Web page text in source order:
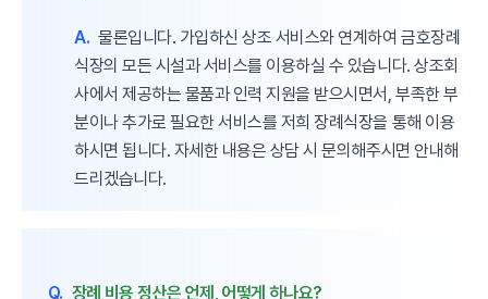
A. 물론입니다. 가입하신 상조 서비스와 연계하여 금호장례
식장의 모든 시설과 서비스를 이용하실 수 있습니다. 상조회
사에서 제공하는 물품과 인력 지원을 받으시면서, 부족한 부
분이나 추가로 필요한 서비스를 저희 장례식장을 통해 이용
하시면 됩니다. 자세한 내용은 상담 시 문의해주시면 안내해
드리겠습니다.
Q. 장례 비용 정산은 언제, 어떻게 하나요?